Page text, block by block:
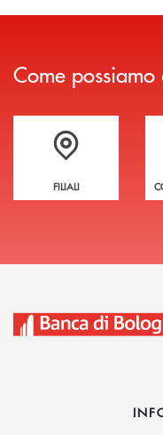
Come possiamo
Trova la filiale più vicina a te
FILIALI